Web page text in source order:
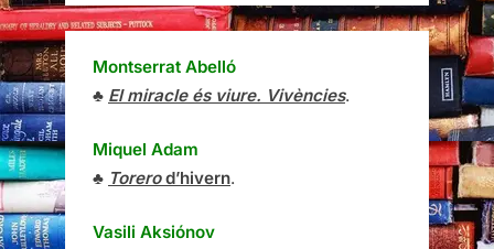
Montserrat Abelló
♣ El miracle és viure. Vivències.
Miquel Adam
♣ Torerod’hivern.
Vasili Aksiónov